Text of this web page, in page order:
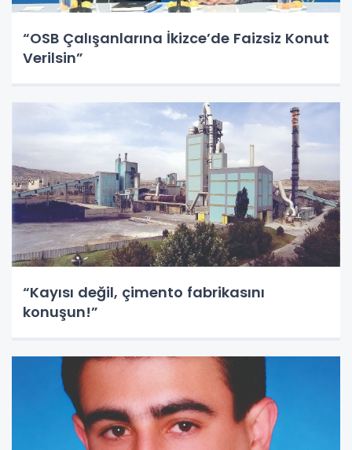
“OSB Çalışanlarına İkizce’de Faizsiz Konut
Verilsin”
“Kayısı değil, çimento fabrikasını
konuşun!”